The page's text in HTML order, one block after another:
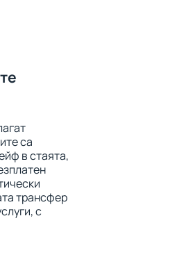
са
в стаята,
трансфер
с